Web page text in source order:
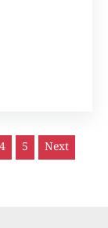
4 5 Next